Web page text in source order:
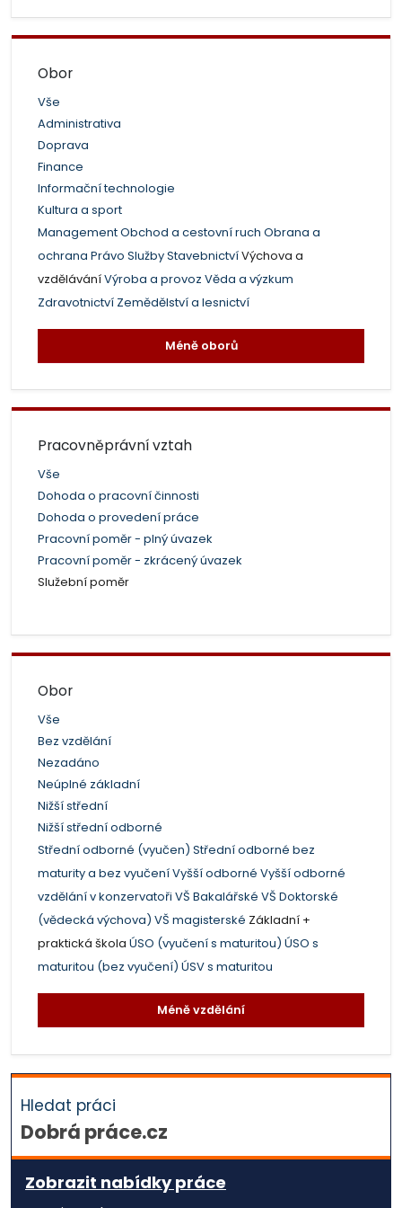
Obor
Vše
Administrativa
Doprava
Finance
Informační technologie
Kultura a sport
ManagementObchod a cestovní ruch Obrana a
ochrana Právo SlužbyStavebnictvíVýchova a
vzděláváníVýroba a provoz Věda a výzkum
Zdravotnictví Zemědělství a lesnictví
Méně oborů
Pracovněprávní vztah
Vše
Dohoda o pracovní činnosti
Dohoda o provedení práce
Pracovní poměr - plný úvazek
Pracovní poměr - zkrácený úvazek
Služební poměr
Obor
Vše
Bez vzdělání
Nezadáno
Neúplné základní
Nižší střední
Nižší střední odborné
Střední odborné (vyučen) Střední odborné bez
maturity a bez vyučeníVyšší odborné Vyšší odborné
vzdělání v konzervatoři VŠ Bakalářské VŠ Doktorské
(vědecká výchova) VŠ magisterské Základní +
praktická škola ÚSO (vyučení s maturitou) ÚSO s
maturitou (bez vyučení) ÚSV s maturitou
Méně vzdělání
Hledat práci
Dobrá práce.cz
Zobrazit nabídky práce